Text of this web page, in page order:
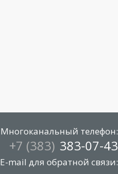
Многоканальный телефон:
+7 (383) 383-07-43
E-mail для обратной связи: